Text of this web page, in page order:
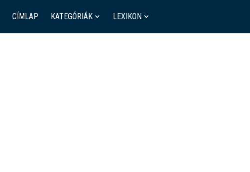
CÍMLAP KATEGÓRIÁK LEXIKON